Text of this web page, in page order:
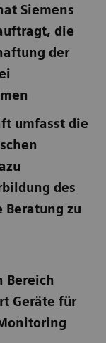
Siemens
die
der
umfasst die
des
Beratung zu
Bereich
Geräte für